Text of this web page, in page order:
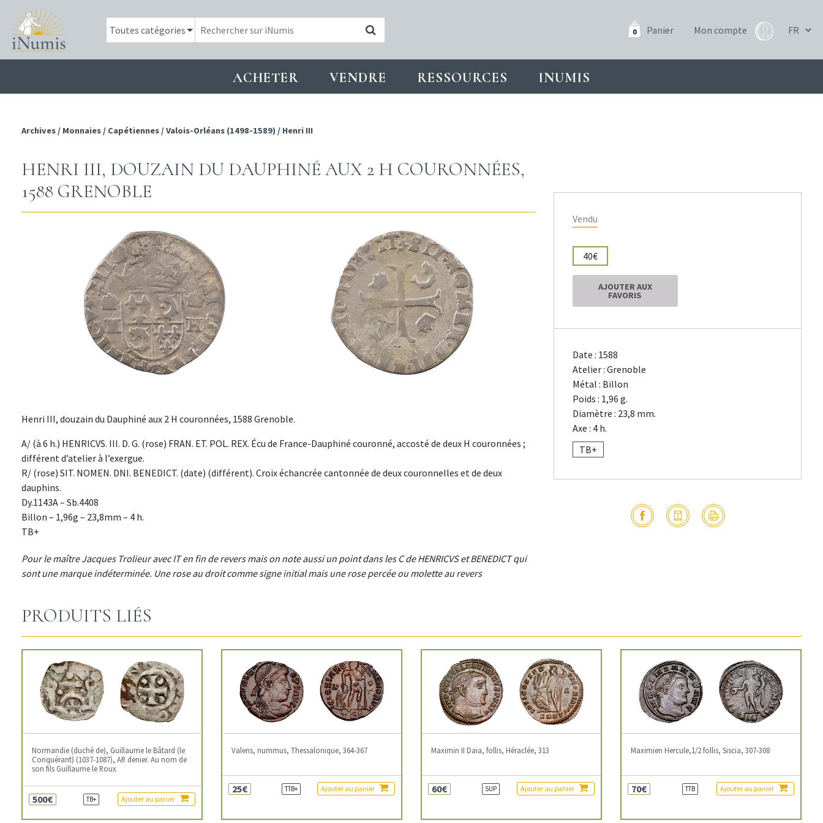
0 Panier Mon compte
ACHETER VENDRE RESSOURCES INUMIS
Archives / Monnaies / Capétiennes /Valois-Orléans (1498-1589) / Henri III
HENRI III, DOUZAIN DU DAUPHINÉ AUX 2 H COURONNÉES,
1588 GRENOBLE
Henri III, douzain du Dauphiné aux 2 H couronnées, 1588 Grenoble.
A/ (à 6 h.) HENRICVS. III. D. G. (rose) FRAN. ET. POL. REX. Écu de France-Dauphiné couronné, accosté de deux H couronnées ;
différent d’atelier à l’exergue.
R/ (rose) SIT. NOMEN. DNI. BENEDICT. (date) (différent). Croix échancrée cantonnée de deux couronnelles et de deux
dauphins.
Dy.1143A – Sb.4408
Billon – 1,96g – 23,8mm – 4 h.
TB+
Pour le maître Jacques Trolieur avec IT en fin de revers mais on note aussi un point dans les C de HENRICVS et BENEDICT qui
sont une marque indéterminée. Une rose au droit comme signe initial mais une rose percée ou molette au revers
Vendu
40€
AJOUTER AUX
FAVORIS
Date : 1588
Atelier : Grenoble
Métal : Billon
Poids : 1,96 g.
Diamètre : 23,8 mm.
Axe : 4 h.
TB+
PRODUITS LIÉS
Normandie (duché de), Guillaume le Bâtard (le
Conquérant) (1037-1087), AR denier. Au nom de
son fils Guillaume le Roux
500€ TB+ Ajouter au panier
Valens, nummus, Thessalonique, 364-367
25€ TTB+ Ajouter au panier
Maximin II Daia, follis, Héraclée, 313
60€ SUP Ajouter au panier
Maximien Hercule,1/2 follis, Siscia, 307-308
70€ TTB Ajouter au panier